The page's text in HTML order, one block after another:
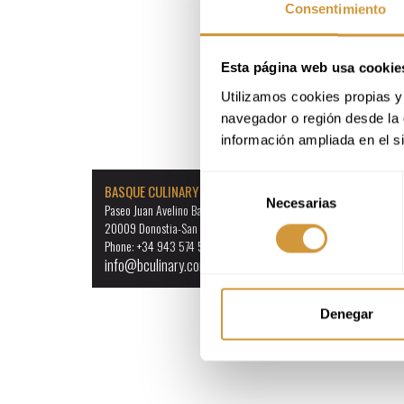
Consentimiento
Esta página web usa
Utilizamos cookies propias
navegador o región desde
información ampliada en el
consentimiento
Necesarias
Denegar
BASQUE CULINARY CENTER
Paseo Juan Avelino Barriola, 101
20009 Donostia-San Sebastián (Gipuzkoa)
Phone: +34 943 574 500
info@bculinary.com